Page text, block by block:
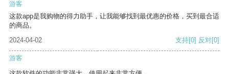
游客
这款app是我购物的得力助手，让我能够找到最优惠的价格，买到最合适
的商品。
2024-04-02
支持[0] 反对[0]
游客